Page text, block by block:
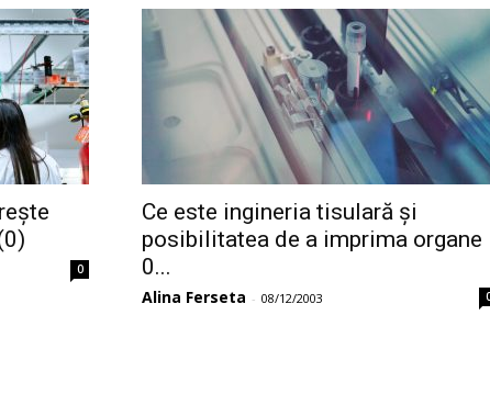
0
Ce este ingineria tisulară și
posibilitatea de a imprima organe
0...
Alina Ferseta - 08/12/2003